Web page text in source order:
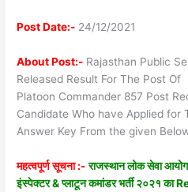
Post Date:- 24/12/2021
About Post:- Rajasthan Public
Released Result For The Post
Platoon Commander 857 Post
Candidate Who have Applied for
Answer Key From the given
महत्वपूर्ण सूचना :- राजस्थान लोक सेवा आयोग
इंस्पेक्टर & प्लाटून कमांडर भर्ती २०२१ का